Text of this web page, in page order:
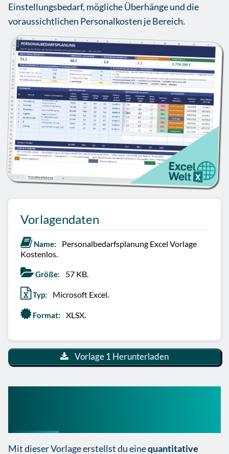
Einstellungsbedarf, mögliche Überhänge und die
voraussichtlichen Personalkosten je Bereich.
Vorlagendaten
Name:
Personalbedarfsplanung Excel Vorlage
Kostenlos.
Größe: 57 KB.
Typ: Microsoft Excel.
Format: XLSX.
Vorlage 1 Herunterladen
Mit dieser Vorlage erstellst du einequantitative